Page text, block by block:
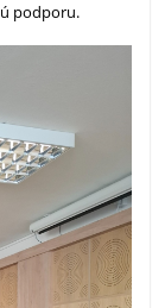
podporu.